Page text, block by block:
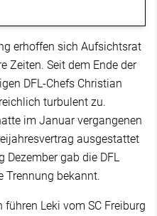
erhoffen sich Aufsichtsrat
Zeiten. Seit dem Ende der
DFL-Chefs Christian
turbulent zu.
im Januar vergangenen
ausgestattet
gab die DFL
Trennung bekannt.
Leki vom SC Freiburg